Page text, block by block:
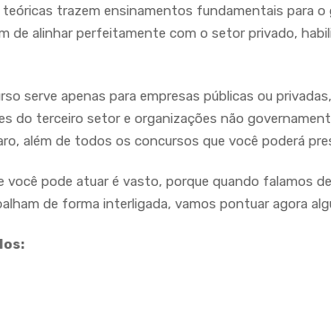
trazem ensinamentos fundamentais para
de alinhar perfeitamente com o setor privado,
serve apenas para empresas públicas ou
do terceiro setor e organizações não
além de todos os concursos que você poderá
você pode atuar é vasto, porque quando falamos
de forma interligada, vamos pontuar agora